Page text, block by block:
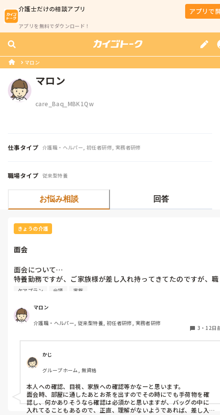
介護士だけの相談アプリ
アプリを無料でダウンロード！
アプリで
マロン
マロン
care_Baq_MBK1Qw
仕事タイプ 介護職・ヘルパー, 初任者研修, 実務者研修
職場タイプ 従来型特養
お悩み相談 回答
きょうの介護
面会
面会について…
特養勤務ですが、ご家族様が差し入れ持ってきてたのですが、職
員には伝えず、ご本人様のお部屋に置きっぱなしされていまし
ケアプラン会議出席時に、職員から説明してるが改善は見られて
ないみたいです。
私も今担当してるグループは初めての事もあり、他の職員にも聞
きましたがよくあるみたいです💦
ただ、他のご利用者の方に譲渡する可能性が預かりました。その
時はバナナでしたが。
どうしたら、リスクというか、対応策ありますでしょうか😅
ケアプラン 会議 家族
マロン
介護職・ヘルパー, 従来型特養, 初任者研修, 実務者研修
3 ・ 12日
かじ
グループホーム, 無資格
本人への確認、目視、家族への確認等かなーと思います。
面会時、部屋に通したあとお茶を出すのでその時にでも手荷物を確
認し、何かありそうなら確認は必須かと思いますが、バッグの中に
入れてることもあるので、正直、理解がないようであれば、差し入